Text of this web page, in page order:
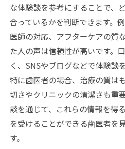
な体験談を参考にすることで、
合っているかを判断できます。
医師の対応、アフターケアの質
た人の声は信頼性が高いです。
く、SNSやブログなどで体験談
特に歯医者の場合、治療の質は
切さやクリニックの清潔さも重
談を通じて、これらの情報を得
を受けることができる歯医者を
す。